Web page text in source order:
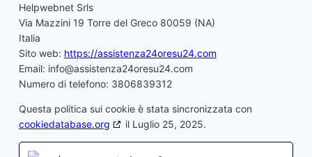
Helpwebnet Srls
Via Mazzini 19 Torre del Greco 80059 (NA)
Italia
Sito web: https://assistenza24oresu24.com
Email: info@assistenza24oresu24.com
Numero di telefono: 3806839312
Questa politica sui cookie è stata sincronizzata con
cookiedatabase.org
il Luglio 25, 2025.